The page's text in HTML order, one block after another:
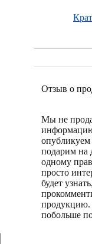
Отзыв о
Мы не
опубликуем
подарим на
одному
просто
будет
продукцию.
побольше